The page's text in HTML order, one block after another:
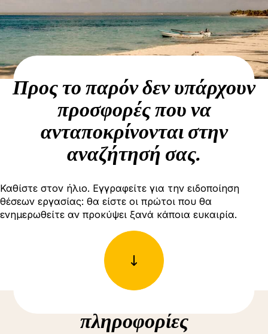
Προς το παρόν δεν υπάρχουν
προσφορές που να
ανταποκρίνονται στην
αναζήτησή σας.
Καθίστε στον ήλιο. Εγγραφείτε για την ειδοποίηση
θέσεων εργασίας: θα είστε οι πρώτοι που θα
ενημερωθείτε αν προκύψει ξανά κάποια ευκαιρία.
πληροφορίες